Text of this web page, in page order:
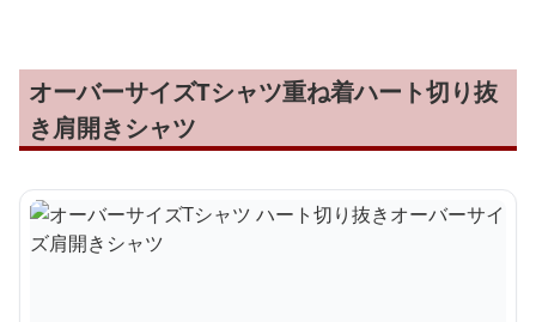
オーバーサイズTシャツ重ね着ハート切り抜
き肩開きシャツ